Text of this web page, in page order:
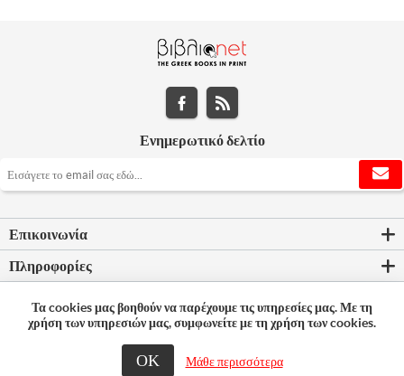
Ενημερωτικό δελτίο
Επικοινωνία
Πληροφορίες
Ο λογαριασμός μου
© 2026 Bookleader
Τα cookies μας βοηθούν να παρέχουμε τις υπηρεσίες μας. Με τη
χρήση των υπηρεσιών μας, συμφωνείτε με τη χρήση των cookies.
ΟΚ Μάθε περισσότερα